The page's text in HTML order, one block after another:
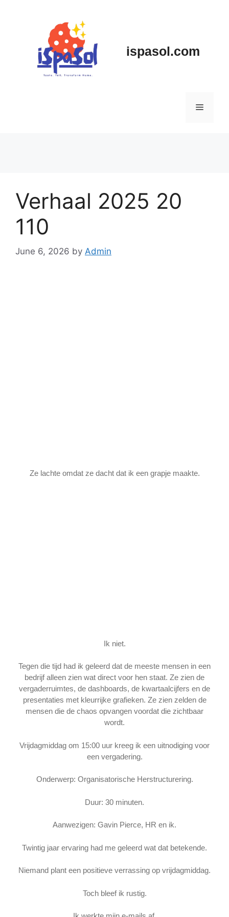
ispasol.com
Menu
Verhaal 2025 20
110
June 6, 2026 by Admin
Ze lachte omdat ze dacht dat ik een grapje maakte.
Ik niet.
Tegen die tijd had ik geleerd dat de meeste mensen in een
bedrijf alleen zien wat direct voor hen staat. Ze zien de
vergaderruimtes, de dashboards, de kwartaalcijfers en de
presentaties met kleurrijke grafieken. Ze zien zelden de
mensen die de chaos opvangen voordat die zichtbaar
wordt.
Vrijdagmiddag om 15:00 uur kreeg ik een uitnodiging voor
een vergadering.
Onderwerp: Organisatorische Herstructurering.
Duur: 30 minuten.
Aanwezigen: Gavin Pierce, HR en ik.
Twintig jaar ervaring had me geleerd wat dat betekende.
Niemand plant een positieve verrassing op vrijdagmiddag.
Toch bleef ik rustig.